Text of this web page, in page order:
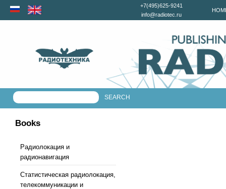
+7(495)625-9241
info@radiotec.ru
Books
Радиолокация и
радионавигация
Статистическая радиолокация,
телекоммуникации и